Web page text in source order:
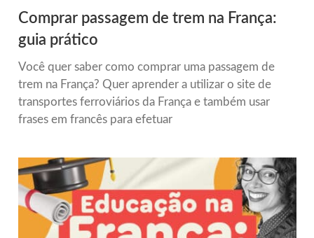
Comprar passagem de trem na França:
guia prático
Você quer saber como comprar uma passagem de
trem na França? Quer aprender a utilizar o site de
transportes ferroviários da França e também usar
frases em francês para efetuar